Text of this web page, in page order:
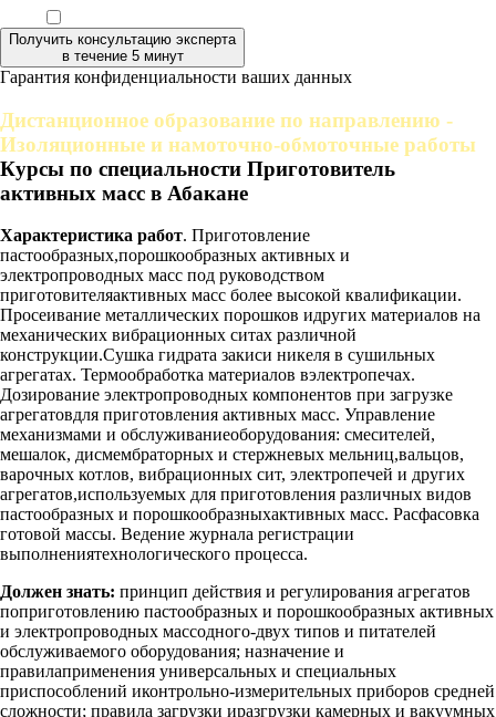
Получить консультацию эксперта
в течение 5 минут
Гарантия конфиденциальности ваших данных
Дистанционное образование по направлению -
Изоляционные и намоточно-обмоточные работы
Курсы по специальности Приготовитель
активных масс в Абакане
Характеристика работ. Приготовление
пастообразных,порошкообразных активных и
электропроводных масс под руководством
приготовителяактивных масс более высокой квалификации.
Просеивание металлических порошков идругих материалов на
механических вибрационных ситах различной
конструкции.Сушка гидрата закиси никеля в сушильных
агрегатах. Термообработка материалов вэлектропечах.
Дозирование электропроводных компонентов при загрузке
агрегатовдля приготовления активных масс. Управление
механизмами и обслуживаниеоборудования: смесителей,
мешалок, дисмембраторных и стержневых мельниц,вальцов,
варочных котлов, вибрационных сит, электропечей и других
агрегатов,используемых для приготовления различных видов
пастообразных и порошкообразныхактивных масс. Расфасовка
готовой массы. Ведение журнала регистрации
выполнениятехнологического процесса.
Должен знать: принцип действия и регулирования агрегатов
поприготовлению пастообразных и порошкообразных активных
и электропроводных массодного-двух типов и питателей
обслуживаемого оборудования; назначение и
правилаприменения универсальных и специальных
приспособлений иконтрольно-измерительных приборов средней
сложности; правила загрузки иразгрузки камерных и вакуумных